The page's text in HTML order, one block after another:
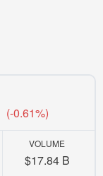
(-0.61%)
VOLUME
$17.84 B